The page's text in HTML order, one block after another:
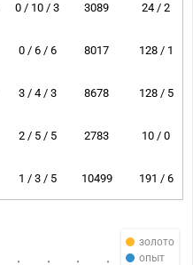
0 / 10 / 3 3089 24 / 2
0 / 6 / 6 8017 128 / 1
3 / 4 / 3 8678 128 / 5
2 / 5 / 5 2783 10 / 0
1 / 3 / 5 10499 191 / 6
золото
опыт